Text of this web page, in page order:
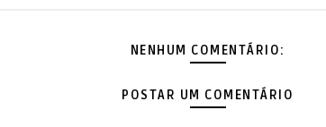
NENHUM COMENTÁRIO:
POSTAR UM COMENTÁRIO